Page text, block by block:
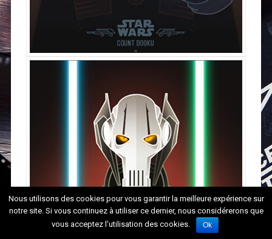
Nous utilisons des cookies pour vous garantir la meilleure expérience sur
notre site. Si vous continuez à utiliser ce dernier, nous considérerons que
vous acceptez l'utilisation des cookies.
Ok